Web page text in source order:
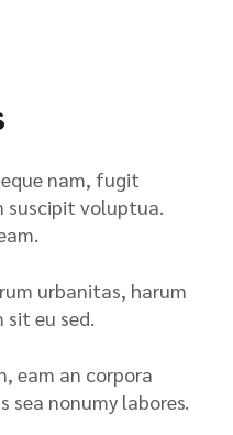
nam, fugit
suscipit voluptua.
urbanitas, harum
eu sed.
eam an corpora
sea nonumy labores.